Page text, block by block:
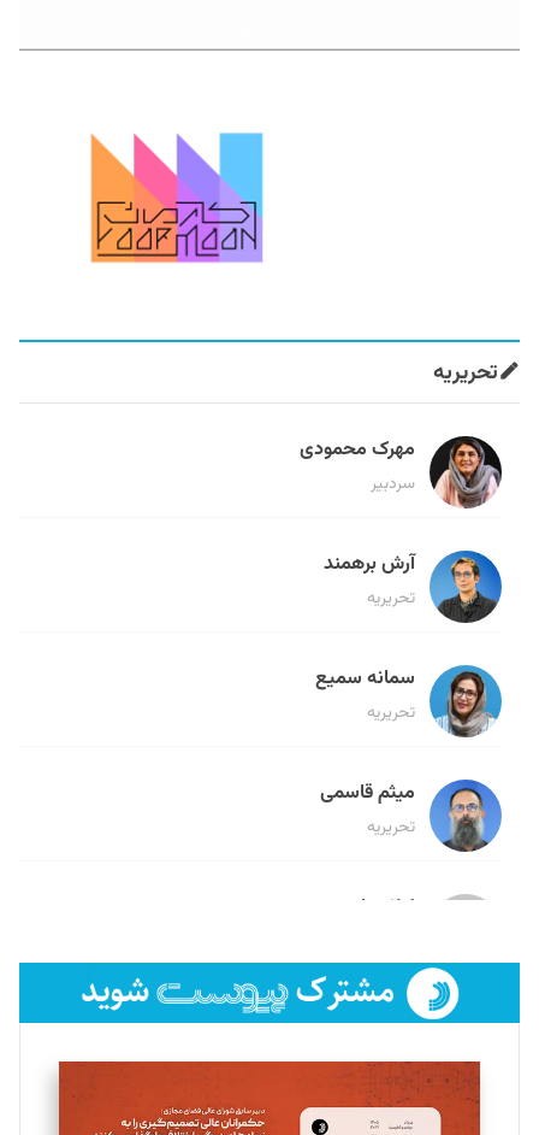
تحریریه
مهرک محمودی
سردبیر
آرش برهمند
تحریریه
سمانه سمیع
تحریریه
میثم قاسمی
تحریریه
لیلا حنارود
فائزه فتحی رستمی
تحریریه